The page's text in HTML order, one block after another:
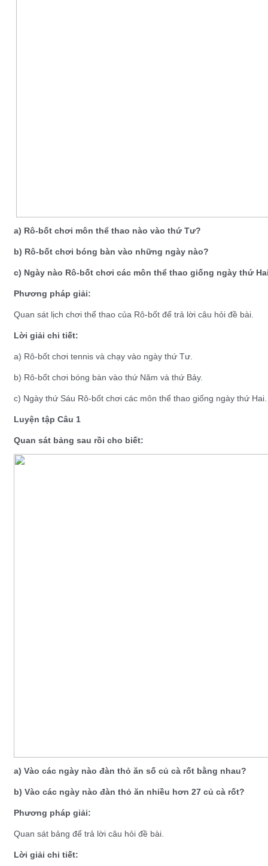
a) Rô-bốt chơi môn thể thao nào vào thứ Tư?
b) Rô-bốt chơi bóng bàn vào những ngày nào?
c) Ngày nào Rô-bốt chơi các môn thể thao giống ngày thứ
Phương pháp giải:
Quan sát lịch chơi thể thao của Rô-bốt để trả lời câu hỏi đề bài.
Lời giải chi tiết:
a) Rô-bốt chơi tennis và chạy vào ngày thứ Tư.
b) Rô-bốt chơi bóng bàn vào thứ Năm và thứ Bảy.
c) Ngày thứ Sáu Rô-bốt chơi các môn thể thao giống ngày thứ Hai.
Luyện tập Câu 1
Quan sát bảng sau rồi cho biết:
a) Vào các ngày nào đàn thỏ ăn số củ cà rốt bằng nhau?
b) Vào các ngày nào đàn thỏ ăn nhiều hơn 27 củ cà rốt?
Phương pháp giải:
Quan sát bảng để trả lời câu hỏi đề bài.
Lời giải chi tiết: